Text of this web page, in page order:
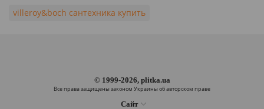
villeroy&boch сантехника купить
© 1999-2026, plitka.ua
Все права защищены законом Украины об авторском праве
Сайт